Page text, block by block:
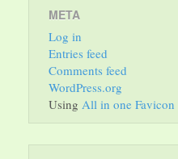
META
Log in
Entries feed
Comments feed
WordPress.org
Using All in one Favicon